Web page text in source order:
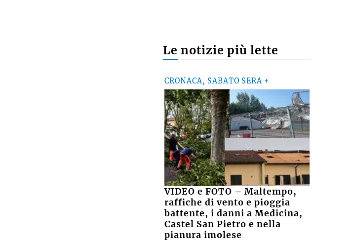
Le notizie più lette
CRONACA, SABATO SERA +
VIDEO e FOTO – Maltempo,
raffiche di vento e pioggia
battente, i danni a Medicina,
Castel San Pietro e nella
pianura imolese